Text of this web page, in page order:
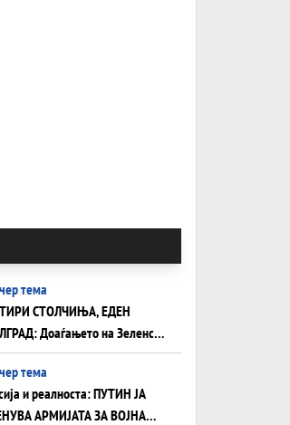
тема
СТОЛЧИЊА, ЕДЕН
Доаѓањето на Зеленски
тајните на политиката
на Вучиќ
тема
и реалноста: ПУТИН ЈА
АРМИЈАТА ЗА ВОЈНА